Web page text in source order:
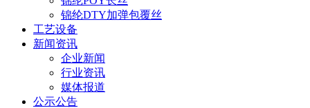
锦纶DTY加弹包覆丝
工艺设备
新闻资讯
企业新闻
行业资讯
媒体报道
公示公告